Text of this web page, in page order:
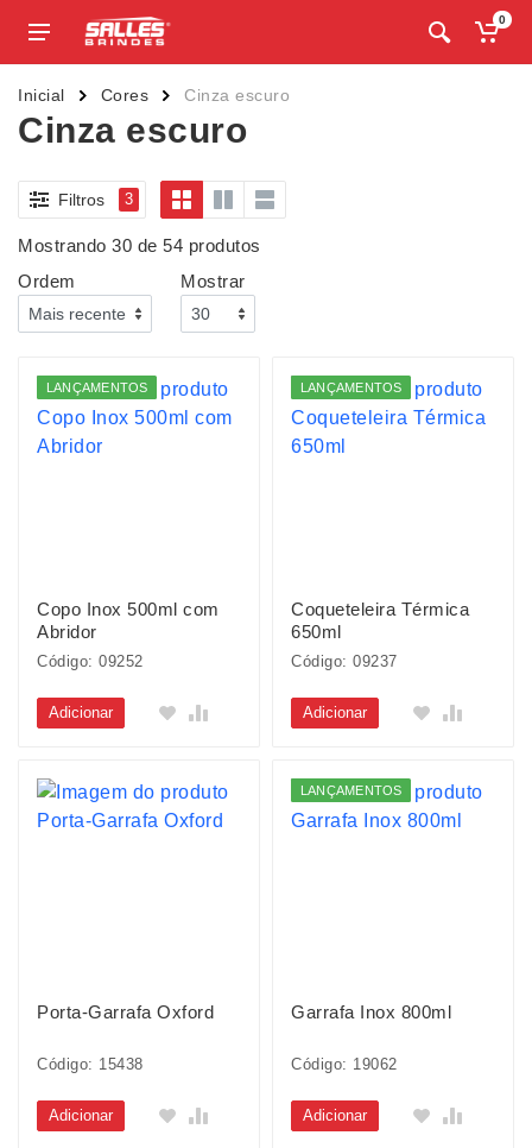
0
Inicial Cores Cinza escuro
Cinza escuro
Filtros 3
Mostrando 30 de 54 produtos
Ordem
Mostrar
LANÇAMENTOS
Copo Inox 500ml com
Abridor
Código: 09252
Adicionar
LANÇAMENTOS
Coqueteleira Térmica
650ml
Código: 09237
Adicionar
Porta-Garrafa Oxford
Código: 15438
Adicionar
LANÇAMENTOS
Garrafa Inox 800ml
Código: 19062
Adicionar